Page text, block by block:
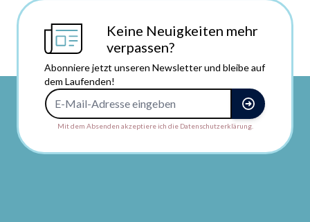
Keine Neuigkeiten mehr
verpassen?
Abonniere jetzt unseren Newsletter und bleibe auf
dem Laufenden!
Mit dem Absenden akzeptiere ich die Datenschutzerklärung.